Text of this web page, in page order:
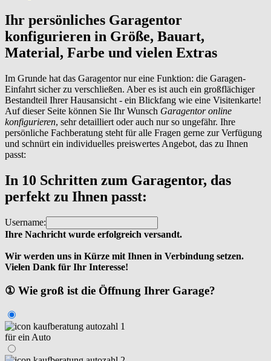
Ihr persönliches Garagentor
konfigurieren in Größe, Bauart,
Material, Farbe und vielen Extras
Im Grunde hat das Garagentor nur eine Funktion: die Garagen-
Einfahrt sicher zu verschließen. Aber es ist auch ein großflächiger
Bestandteil Ihrer Hausansicht - ein Blickfang wie eine Visitenkarte!
Auf dieser Seite können Sie Ihr Wunsch Garagentor online
konfigurieren, sehr detailliert oder auch nur so ungefähr. Ihre
persönliche Fachberatung steht für alle Fragen gerne zur Verfügung
und schnürt ein individuelles preiswertes Angebot, das zu Ihnen
passt:
In 10 Schritten zum Garagentor, das
perfekt zu Ihnen passt:
Username:
Ihre Nachricht wurde erfolgreich versandt.
Wir werden uns in Kürze mit Ihnen in Verbindung setzen.
Vielen Dank für Ihr Interesse!
① Wie groß ist die Öffnung Ihrer Garage?
für ein Auto